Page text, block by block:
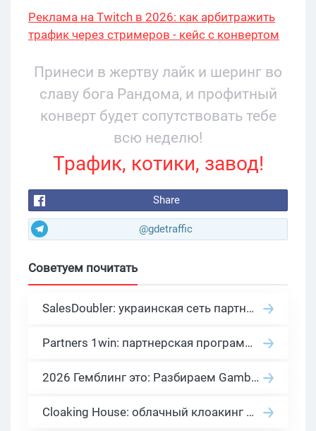
Реклама на Twitch в 2026: как арбитражить
трафик через стримеров - кейс с конвертом
Принеси в жертву лайк и шеринг во
славу бога Рандома, и профитный
конверт будет сопутствовать тебе
всю неделю!
Трафик, котики, завод!
Share
@gdetraffic
Советуем почитать
SalesDoubler: украинская сеть партнерских программ с оплатой за действие
Partners 1win: партнерская программа казино в нише гемблинг арбитраж
2026 Гемблинг это: Разбираем Gambling вертикаль, и все что связано с гемблинг и беттинг офферами
Cloaking House: облачный клоакинг для фильтрации ботов FB и Google Ads — гайд PHP-интеграции 2026